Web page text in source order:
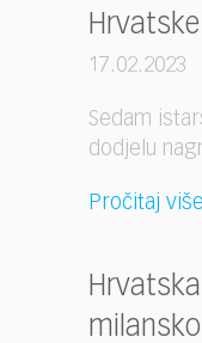
Hrvatske
17.02.2023
Sedam
dodjelu
Pročitaj više